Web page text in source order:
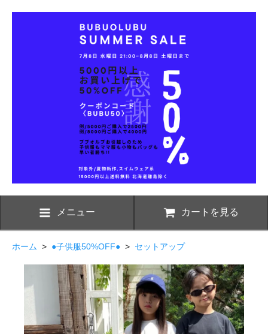
メニュー カートを見る
ホーム > ●子供服50%OFF● > セットアップ